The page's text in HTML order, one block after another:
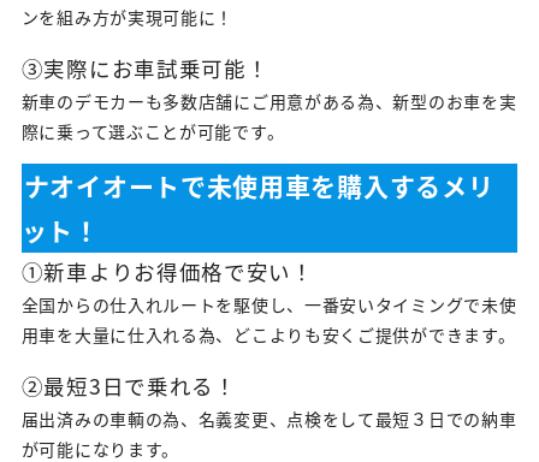
ンを組み方が実現可能に！
③実際にお車試乗可能！
新車のデモカーも多数店舗にご用意がある為、新型のお車を実
際に乗って選ぶことが可能です。
ナオイオートで未使用車を購入するメリ
ット！
①新車よりお得価格で安い！
全国からの仕入れルートを駆使し、一番安いタイミングで未使
用車を大量に仕入れる為、どこよりも安くご提供ができます。
②最短3日で乗れる！
届出済みの車輌の為、名義変更、点検をして最短３日での納車
が可能になります。